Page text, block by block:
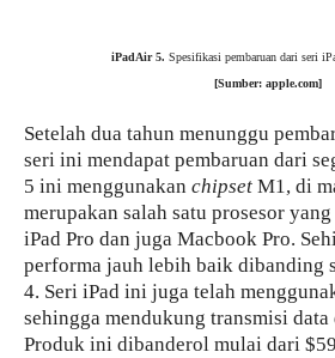
iPadAir 5. Spesifikasi pembaruan dari seri
[Sumber: apple.com]
Setelah dua tahun menunggu
seri ini mendapat pembaruan dari
5 ini menggunakan chipset M1, di
merupakan salah satu prosesor
iPad Pro dan juga Macbook Pro.
performa jauh lebih baik dibanding
4. Seri iPad ini juga telah
sehingga mendukung transmisi
Produk ini dibanderol mulai dari